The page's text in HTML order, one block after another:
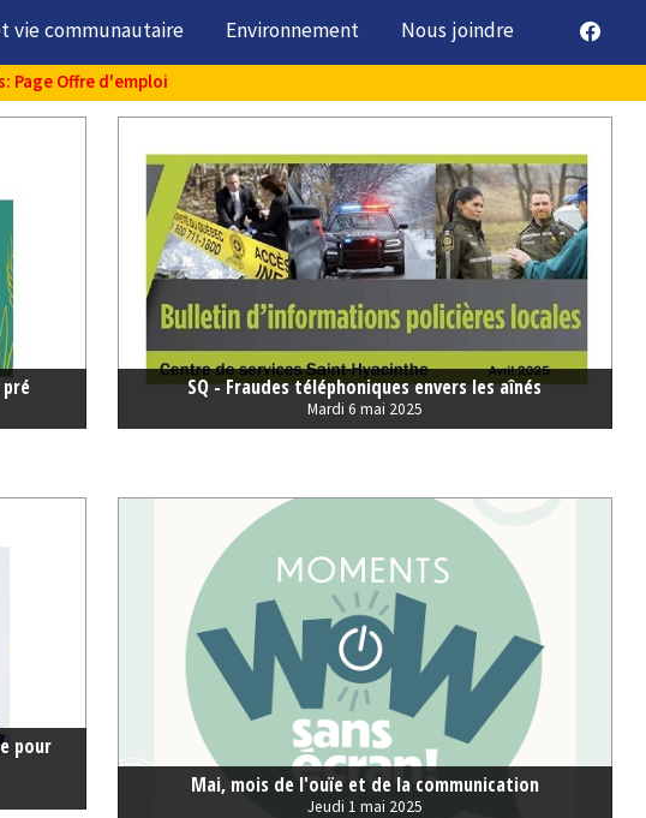
vie communautaire Environnement Nous joindre
Page Offre d'emploi
SQ - Fraudes téléphoniques envers les aînés
Mardi 6 mai 2025
pour
Mai, mois de l'ouïe et de la communication
Jeudi 1 mai 2025